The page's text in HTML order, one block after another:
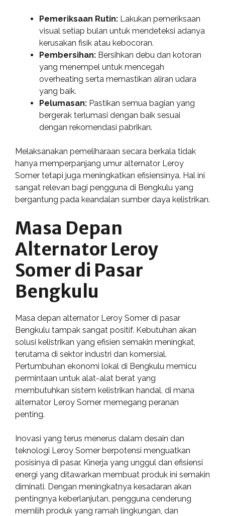
Pemeriksaan Rutin: Lakukan pemeriksaan
visual setiap bulan untuk mendeteksi adanya
kerusakan fisik atau kebocoran.
Pembersihan: Bersihkan debu dan kotoran
yang menempel untuk mencegah
overheating serta memastikan aliran udara
yang baik.
Pelumasan: Pastikan semua bagian yang
bergerak terlumasi dengan baik sesuai
dengan rekomendasi pabrikan.
Melaksanakan pemeliharaan secara berkala tidak
hanya memperpanjang umur alternator Leroy
Somer tetapi juga meningkatkan efisiensinya. Hal ini
sangat relevan bagi pengguna di Bengkulu yang
bergantung pada keandalan sumber daya kelistrikan.
Masa Depan
Alternator Leroy
Somer di Pasar
Bengkulu
Masa depan alternator Leroy Somer di pasar
Bengkulu tampak sangat positif. Kebutuhan akan
solusi kelistrikan yang efisien semakin meningkat,
terutama di sektor industri dan komersial.
Pertumbuhan ekonomi lokal di Bengkulu memicu
permintaan untuk alat-alat berat yang
membutuhkan sistem kelistrikan handal, di mana
alternator Leroy Somer memegang peranan
penting.
Inovasi yang terus menerus dalam desain dan
teknologi Leroy Somer berpotensi menguatkan
posisinya di pasar. Kinerja yang unggul dan efisiensi
energi yang ditawarkan membuat produk ini semakin
diminati. Dengan meningkatnya kesadaran akan
pentingnya keberlanjutan, pengguna cenderung
memilih produk yang ramah lingkungan, dan